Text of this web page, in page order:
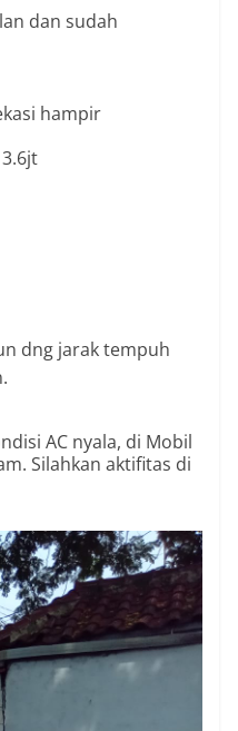
dan sudah
hampir
dng jarak tempuh
AC nyala, di Mobil
Silahkan aktifitas di